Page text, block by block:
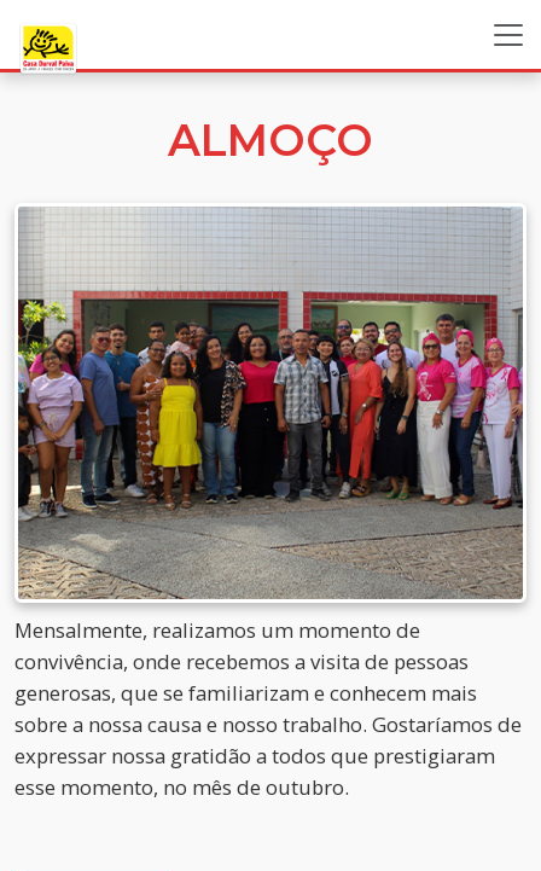
ALMOÇO
Mensalmente, realizamos um momento de
convivência, onde recebemos a visita de pessoas
generosas, que se familiarizam e conhecem mais
sobre a nossa causa e nosso trabalho. Gostaríamos de
expressar nossa gratidão a todos que prestigiaram
esse momento, no mês de outubro.